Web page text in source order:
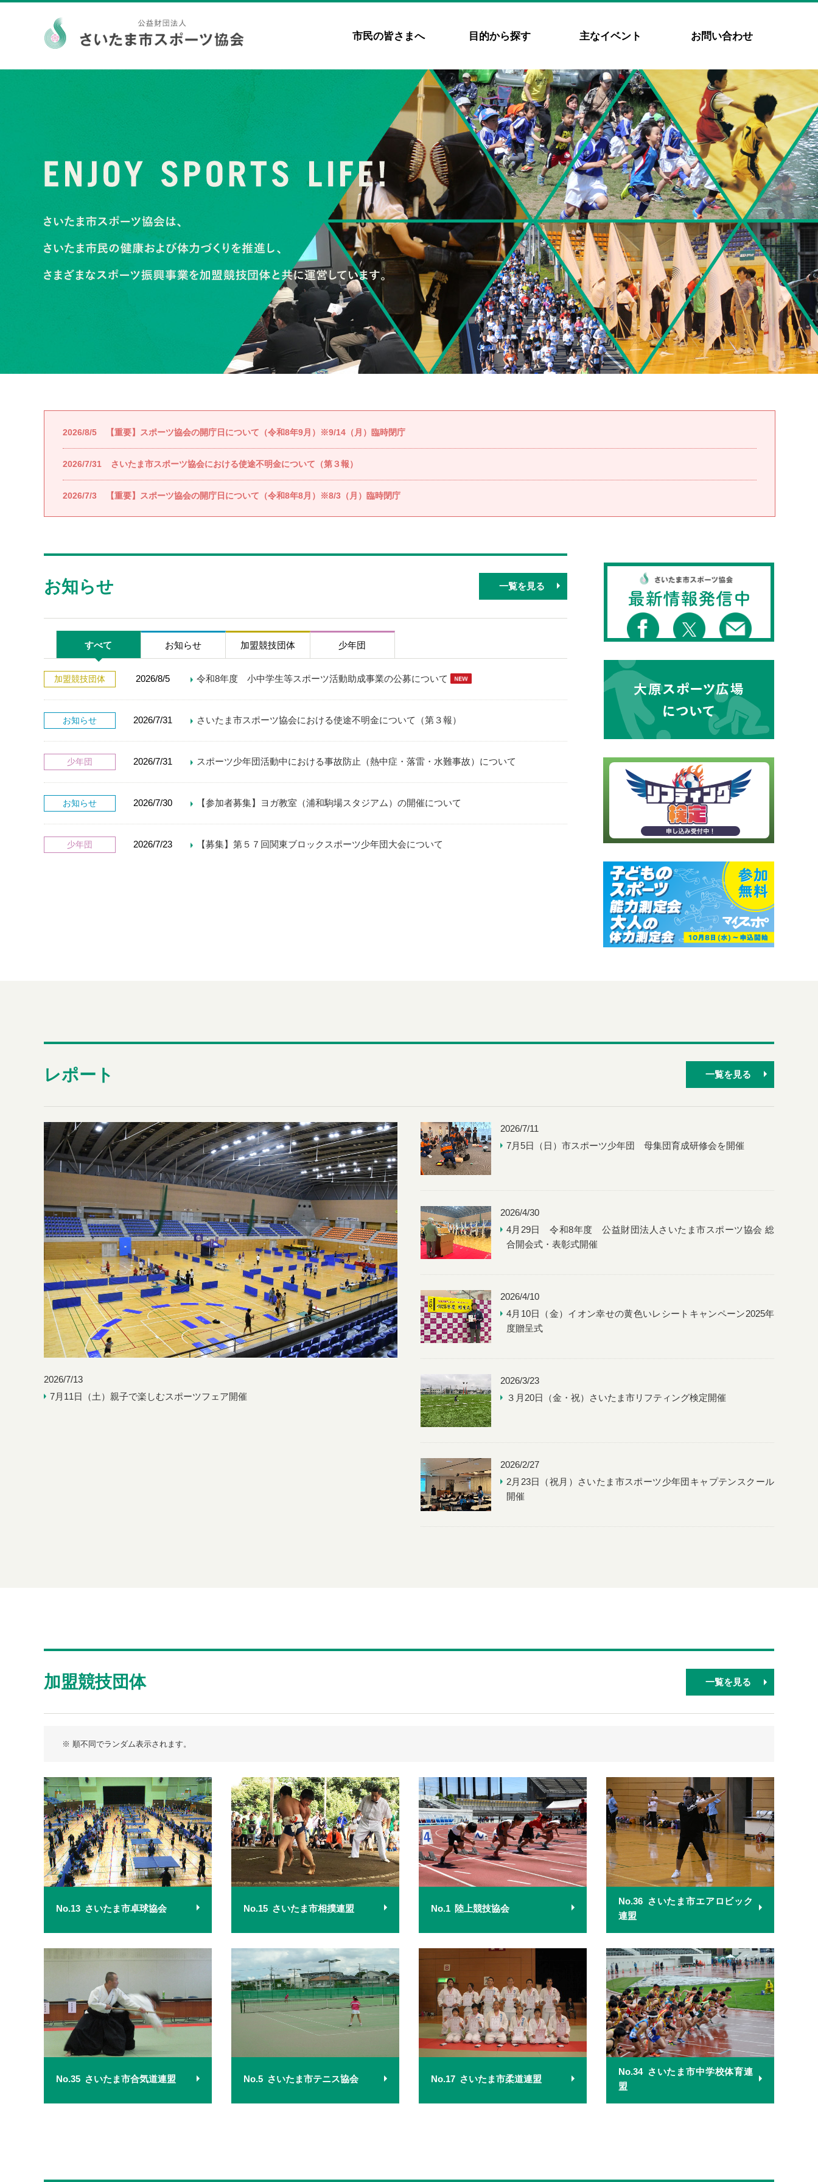
市民の皆さまへ 目的から探す 主なイベント お問い合わせ
2026/8/5 【重要】スポーツ協会の開庁日について（令和8年9月）※9/14（月）臨時閉庁
2026/7/31 さいたま市スポーツ協会における使途不明金について（第３報）
2026/7/3 【重要】スポーツ協会の開庁日について（令和8年8月）※8/3（月）臨時閉庁
お知らせ
すべて お知らせ 加盟競技団体 少年団
加盟競技団体 2026/8/5 令和8年度 小中学生等スポーツ活動助成事業の公募について
お知らせ 2026/7/31 さいたま市スポーツ協会における使途不明金について（第３報）
少年団 2026/7/31 スポーツ少年団活動中における事故防止（熱中症・落雷・水難事故）について
お知らせ 2026/7/30 【参加者募集】ヨガ教室（浦和駒場スタジアム）の開催について
少年団 2026/7/23 【募集】第５７回関東ブロックスポーツ少年団大会について
少年団 2026/6/10 令和８年度第49回埼玉県スポーツ少年団大会（野外活動）参加者募集について
少年団 2026/5/31
令和8年度日本スポーツ少年団シニア・リーダースクール講師および運営リーダーの推薦・
参加者の募集について
少年団 2026/5/26
令和８年度アクティブ・チャイルド・プログラム（JSPO-ACP）講師講習会の参加者推薦
について
少年団 2026/5/26 令和８年度日本スポーツ少年団シニア・リーダースクール参加者推薦について
お知らせ 2026/5/21 【中止】5/21 パークヨガ教室の開催について
JAPAN GAMES JUNIOR & YOUTH 2026 ISHIKAWAの開催について
【お知らせ】市報さいたま掲載依頼原稿の提出期限変更について
一覧を見る
レポート
2026/7/13
7月11日（土）親子で楽しむスポーツフェア開催
2026/7/11
7月5日（日）市スポーツ少年団 母集団育成研修会を開催
2026/4/30
4月29日 令和8年度 公益財団法人さいたま市スポーツ協会 総
合開会式・表彰式開催
2026/4/10
4月10日（金）イオン幸せの黄色いレシートキャンペーン2025年
度贈呈式
2026/3/23
３月20日（金・祝）さいたま市リフティング検定開催
2026/2/27
2月23日（祝月）さいたま市スポーツ少年団キャプテンスクール
開催
一覧を見る
加盟競技団体
※ 順不同でランダム表示されます。
No.13 さいたま市卓球協会 No.15 さいたま市相撲連盟 No.1 陸上競技協会
No.36 さいたま市エアロビック
連盟
No.35 さいたま市合気道連盟 No.5 さいたま市テニス協会 No.17 さいたま市柔道連盟
No.34 さいたま市中学校体育連
盟
一覧を見る